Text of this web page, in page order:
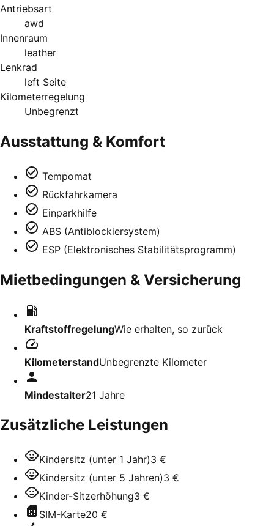
Antriebsart
awd
Innenraum
leather
Lenkrad
left Seite
Kilometerregelung
Unbegrenzt
Ausstattung & Komfort
Tempomat
Rückfahrkamera
Einparkhilfe
ABS (Antiblockiersystem)
ESP (Elektronisches Stabilitätsprogramm)
Mietbedingungen & Versicherung
KraftstoffregelungWie erhalten, so zurück
KilometerstandUnbegrenzte Kilometer
Mindestalter21 Jahre
Zusätzliche Leistungen
Kindersitz (unter 1 Jahr)3 €
Kindersitz (unter 5 Jahren)3 €
Kinder-Sitzerhöhung3 €
SIM-Karte20 €